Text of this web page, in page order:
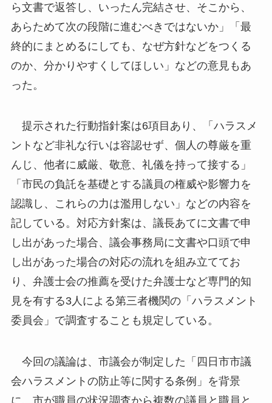
ら文書で返答し、いったん完結させ、そこから、
あらためて次の段階に進むべきではないか」「最
終的にまとめるにしても、なぜ方針などをつくる
のか、分かりやすくしてほしい」などの意見もあ
った。
提示された行動指針案は6項目あり、「ハラスメ
ントなど非礼な行いは容認せず、個人の尊厳を重
んじ、他者に威厳、敬意、礼儀を持って接する」
「市民の負託を基礎とする議員の権威や影響力を
認識し、これらの力は濫用しない」などの内容を
記している。対応方針案は、議長あてに文書で申
し出があった場合、議会事務局に文書や口頭で申
し出があった場合の対応の流れを組み立ててお
り、弁護士会の推薦を受けた弁護士など専門的知
見を有する3人による第三者機関の「ハラスメント
委員会」で調査することも規定している。
今回の議論は、市議会が制定した「四日市市議
会ハラスメントの防止等に関する条例」を背景